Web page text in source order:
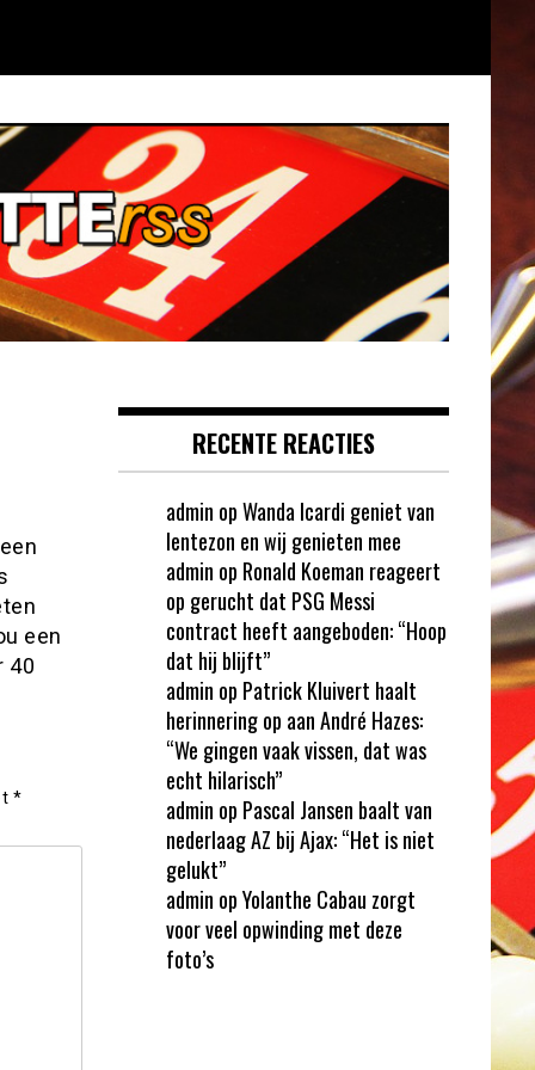
een
40
*
RECENTE REACTIES
admin opWanda Icardi geniet van
lentezon en wij genieten mee
admin op Ronald Koeman reageert
op gerucht dat PSG Messi
contract heeft aangeboden: “Hoop
dat hij blijft”
admin op Patrick Kluivert haalt
herinnering op aan André Hazes:
“We gingen vaak vissen, dat was
echt hilarisch”
admin op Pascal Jansen baalt van
nederlaag AZ bij Ajax: “Het is niet
gelukt”
admin opYolanthe Cabau zorgt
voor veel opwinding met deze
foto’s